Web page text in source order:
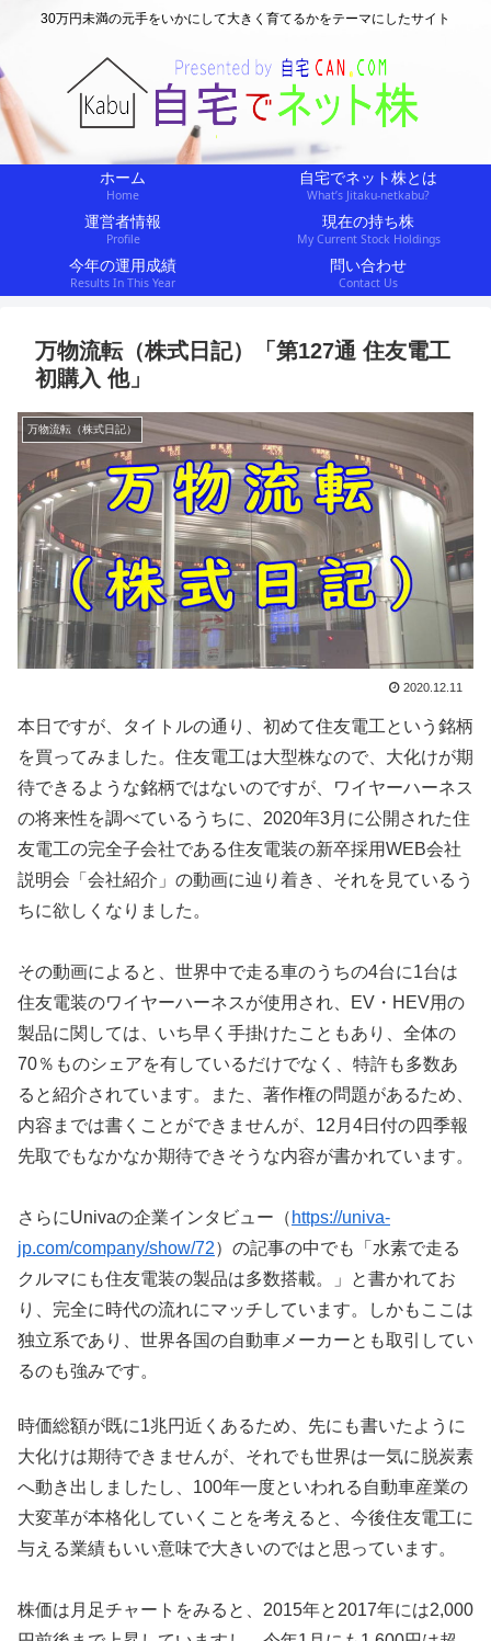
30万円未満の元手をいかにして大きく育てるかをテーマにしたサイト
ホーム
Home
自宅でネット株とは
What’s Jitaku-netkabu?
運営者情報
Profile
現在の持ち株
My Current Stock Holdings
今年の運用成績
Results In This Year
問い合わせ
Contact Us
万物流転（株式日記）「第127通 住友電工
初購入 他」
万物流転（株式日記）
2020.12.11
本日ですが、タイトルの通り、初めて住友電工という銘柄
を買ってみました。住友電工は大型株なので、大化けが期
待できるような銘柄ではないのですが、ワイヤーハーネス
の将来性を調べているうちに、2020年3月に公開された住
友電工の完全子会社である住友電装の新卒採用WEB会社
説明会「会社紹介」の動画に辿り着き、それを見ているう
ちに欲しくなりました。
その動画によると、世界中で走る車のうちの4台に1台は
住友電装のワイヤーハーネスが使用され、EV・HEV用の
製品に関しては、いち早く手掛けたこともあり、全体の
70％ものシェアを有しているだけでなく、特許も多数あ
ると紹介されています。また、著作権の問題があるため、
内容までは書くことができませんが、12月4日付の四季報
先取でもなかなか期待できそうな内容が書かれています。
さらにUnivaの企業インタビュー（ https://univa-
jp.com/company/show/72）の記事の中でも「水素で走る
クルマにも住友電装の製品は多数搭載。」と書かれてお
り、完全に時代の流れにマッチしています。しかもここは
独立系であり、世界各国の自動車メーカーとも取引してい
るのも強みです。
時価総額が既に1兆円近くあるため、先にも書いたように
大化けは期待できませんが、それでも世界は一気に脱炭素
へ動き出しましたし、100年一度といわれる自動車産業の
大変革が本格化していくことを考えると、今後住友電工に
与える業績もいい意味で大きいのではと思っています。
株価は月足チャートをみると、2015年と2017年には2,000